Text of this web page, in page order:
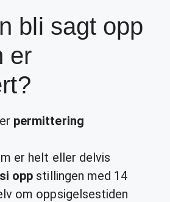
bli sagt opp
er
permittering
er helt eller delvis
opp stillingen med 14
om oppsigelsestiden